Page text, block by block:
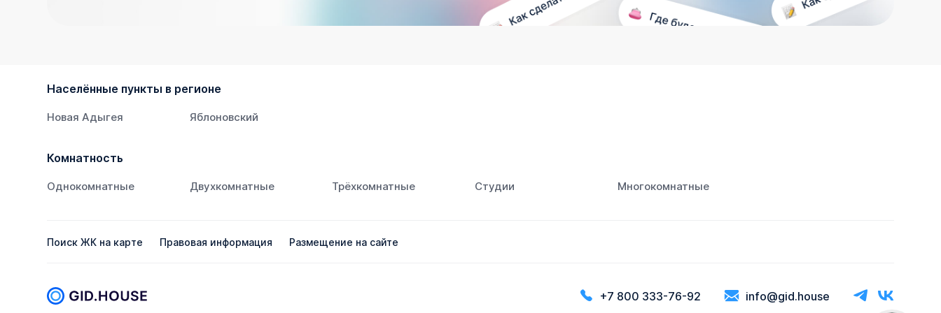
Населённые пункты в регионе
Новая Адыгея Яблоновский
Комнатность
Однокомнатные Двухкомнатные Трёхкомнатные Студии Многокомнатные
Поиск ЖК на карте Правовая информация Размещение на сайте
+7 800 333-76-92 info@gid.house